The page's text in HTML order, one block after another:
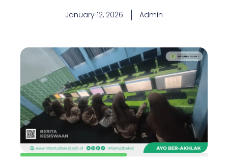
January 12, 2026 Admin